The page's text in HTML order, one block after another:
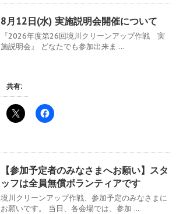
8月12日(水) 実施説明会開催について
『2026年度第26回境川クリーンアップ作戦 実
施説明会』 どなたでも参加出来ま ...
共有:
【参加予定者のみなさまへお願い】スタ
ッフは全員無償ボランティアです
境川クリーンアップ作戦、参加予定のみなさまに
お願いです。 当日、各会場では、参加 ...